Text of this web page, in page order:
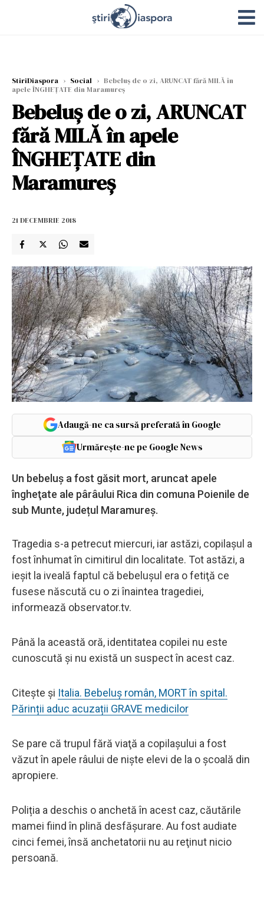
StiriDiaspora › Social › Bebeluș de o zi, ARUNCAT fără MILĂ în
apele ÎNGHEȚATE din Maramureș
Bebeluș de o zi, ARUNCAT
fără MILĂ în apele
ÎNGHEȚATE din
Maramureș
21 DECEMBRIE 2018
Adaugă-ne ca sursă preferată în Google
Urmărește-ne pe Google News
Un bebeluş a fost găsit mort, aruncat apele
îngheţate ale pârâului Rica din comuna Poienile de
sub Munte, județul Maramureș.
Tragedia s-a petrecut miercuri, iar astăzi, copilaşul a
fost înhumat în cimitirul din localitate. Tot astăzi, a
ieşit la iveală faptul că bebeluşul era o fetiţă ce
fusese născută cu o zi înaintea tragediei,
informează observator.tv.
Până la această oră, identitatea copilei nu este
cunoscută şi nu există un suspect în acest caz.
Citește și Italia. Bebeluș român, MORT în spital.
Părinții aduc acuzații GRAVE medicilor
Se pare că trupul fără viaţă a copilaşului a fost
văzut în apele râului de niște elevi de la o școală din
apropiere.
Poliția a deschis o anchetă în acest caz, căutările
mamei fiind în plină desfășurare. Au fost audiate
cinci femei, însă anchetatorii nu au reţinut nicio
persoană.